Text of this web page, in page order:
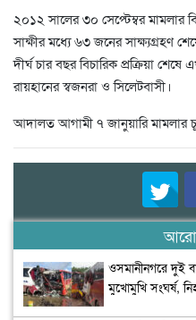
২০১২ সালের ৩০ সেপ্টেম্বর মামলার
সাক্ষীর মধ্যে ৬৩ জনের সাক্ষ্যগ্রহণ
দীর্ঘ চার বছর বিচারিক প্রক্রিয়া
রায়হানের স্বজনরা ও সিলেটবাসী।
আদালত আগামী ৭ জানুয়ারি মামলার
আরো
ওসমানীনগরে দুই
মুখোমুখি সংঘর্ষ,